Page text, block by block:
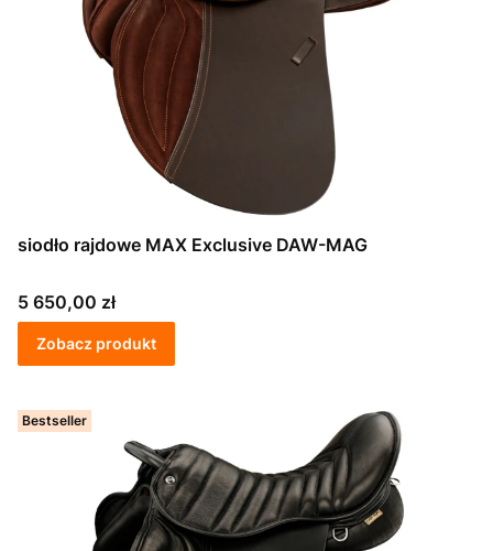
siodło rajdowe MAX Exclusive DAW-MAG
Cena
5 650,00 zł
Zobacz produkt
Bestseller